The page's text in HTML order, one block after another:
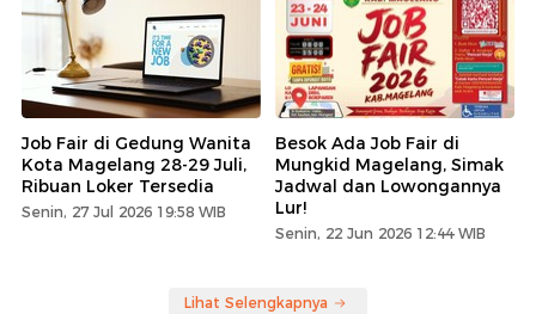
Job Fair di Gedung Wanita
Kota Magelang 28-29 Juli,
Ribuan Loker Tersedia
Senin, 27 Jul 2026 19:58 WIB
Besok Ada Job Fair di
Mungkid Magelang, Simak
Jadwal dan Lowongannya
Lur!
Senin, 22 Jun 2026 12:44 WIB
Lihat Selengkapnya